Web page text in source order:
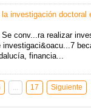
investigación doctoral
conv...ra realizar
investigaci&oacu...7
financia...
... 17 Siguiente